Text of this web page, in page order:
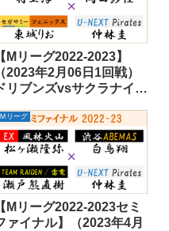
【Mリーグ2022-2023】
（2023年2月06日1回戦）
ドリブンズvsサクラナイツ
ツ
Ｍリーグ
【Mリーグ2022-2023セミ
ァイナル】（2023年4月